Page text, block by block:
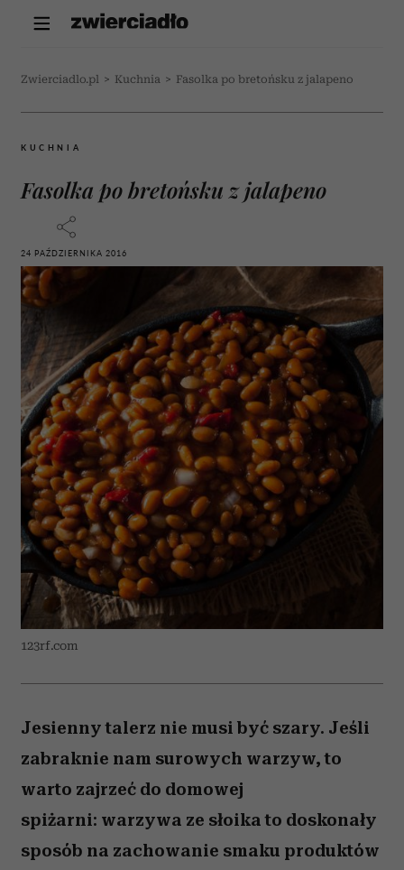
Zwierciadlo.pl > Kuchnia > Fasolka po bretońsku z jalapeno
KUCHNIA
Fasolka po bretońsku z jalapeno
24 PAŹDZIERNIKA 2016
123rf.com
Jesienny talerz nie musi być szary. Jeśli
zabraknie nam surowych warzyw, to
warto zajrzeć do domowej
spiżarni: warzywa ze słoika to doskonały
sposób na zachowanie smaku produktów